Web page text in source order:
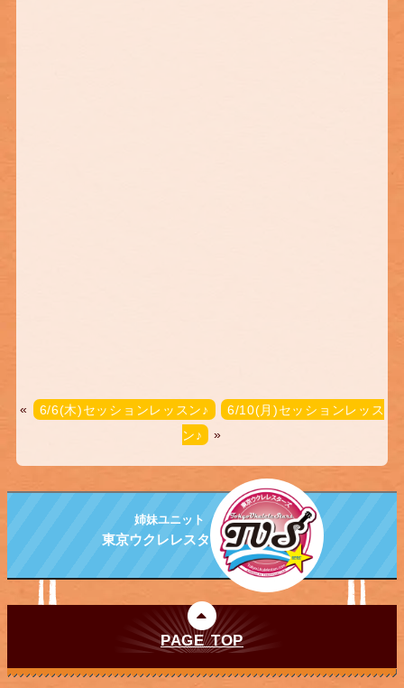
« 6/6(木)セッションレッスン♪
6/10(月)セッションレッス
ン♪
»
姉妹ユニット
東京ウクレレスターズ
PAGE TOP